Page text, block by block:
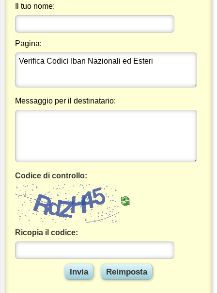
Il tuo nome:
Pagina:
Messaggio per il destinatario:
Codice di controllo:
Ricopia il codice: